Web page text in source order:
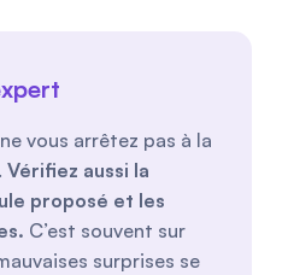
vous arrêtez pas à la
Vérifiez aussi la
proposé et les
C’est souvent sur
surprises se